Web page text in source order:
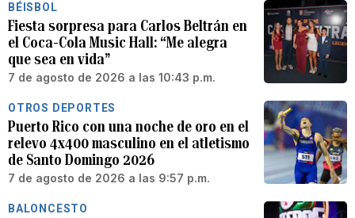
BÉISBOL
Fiesta sorpresa para Carlos Beltrán en
el Coca-Cola Music Hall: “Me alegra
que sea en vida”
7 de agosto de 2026 a las 10:43 p.m.
OTROS DEPORTES
Puerto Rico con una noche de oro en el
relevo 4x400 masculino en el atletismo
de Santo Domingo 2026
7 de agosto de 2026 a las 9:57 p.m.
BALONCESTO